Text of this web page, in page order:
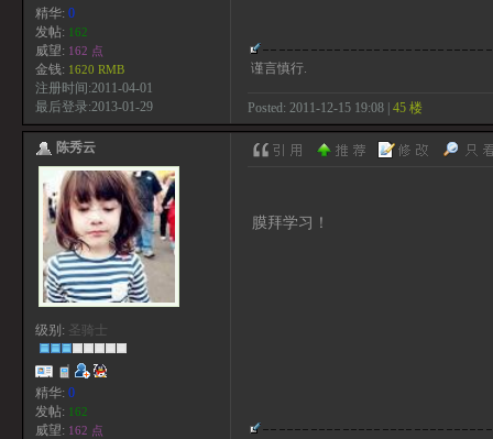
精华: 0
发帖: 162
威望: 162 点
金钱: 1620 RMB
注册时间:2011-04-01
最后登录:2013-01-29
谨言慎行.
Posted: 2011-12-15 19:08 | 45 楼
陈秀云
级别: 圣骑士
精华: 0
发帖: 162
威望: 162 点
膜拜学习！